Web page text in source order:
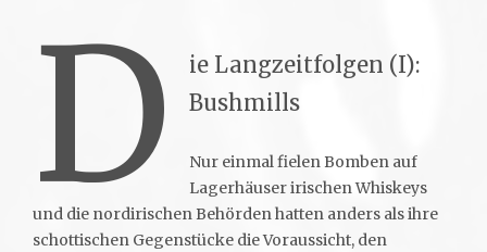
D
ie Langzeitfolgen (I):
Bushmills
Nur einmal fielen Bomben auf
Lagerhäuser irischen Whiskeys
und die nordirischen Behörden hatten anders als ihre
schottischen Gegenstücke die Voraussicht, den